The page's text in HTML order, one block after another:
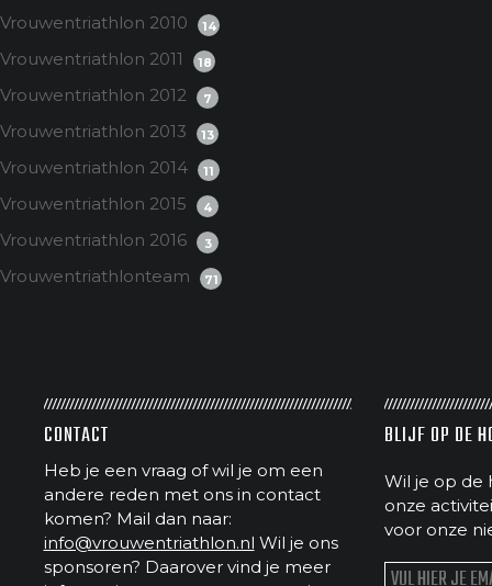
Vrouwentriathlon 2010 14
Vrouwentriathlon 2011 18
Vrouwentriathlon 2012 7
Vrouwentriathlon 2013 13
Vrouwentriathlon 2014 11
Vrouwentriathlon 2015 4
Vrouwentriathlon 2016 3
Vrouwentriathlonteam 71
CONTACT
Heb je een vraag of wil je om een
andere reden met ons in contact
komen? Mail dan naar:
info@vrouwentriathlon.nl Wil je ons
sponsoren? Daarover vind je meer
BLIJF OP DE
Wil je op de
onze
voor onze